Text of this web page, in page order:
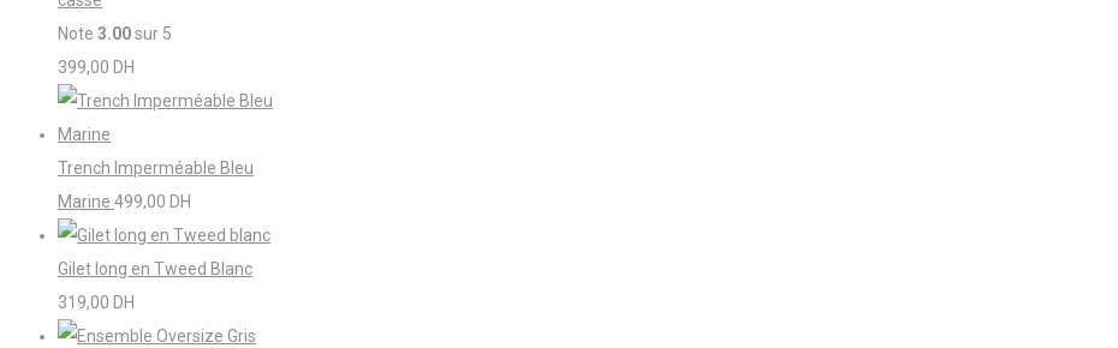
Note 3.00sur 5
399,00 DH
Trench Imperméable Bleu
Marine 499,00 DH
Gilet long en Tweed Blanc
319,00 DH